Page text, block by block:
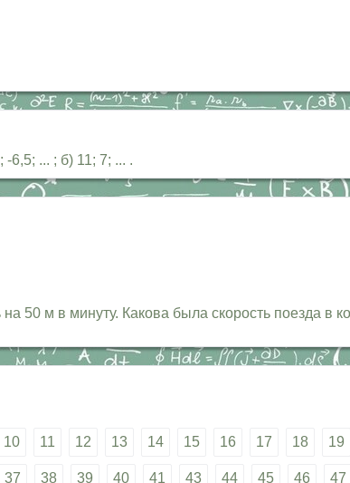
... ; б) 11; 7; ... .
50 м в минуту. Какова была скорость поезда в
10 11 12 13 14 15 16 17 18 19
37 38 39 40 41 43 44 45 46 47